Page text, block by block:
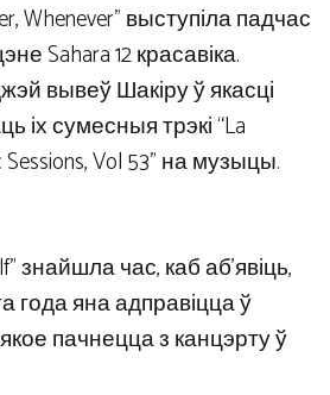
Whenever” выступіла падчас
Sahara 12 красавіка.
вывеў Шакіру ў якасці
іх сумесныя трэкі “La
Sessions, Vol 53” на музыцы.
знайшла час, каб аб'явіць,
года яна адправіцца ў
пачнецца з канцэрту ў